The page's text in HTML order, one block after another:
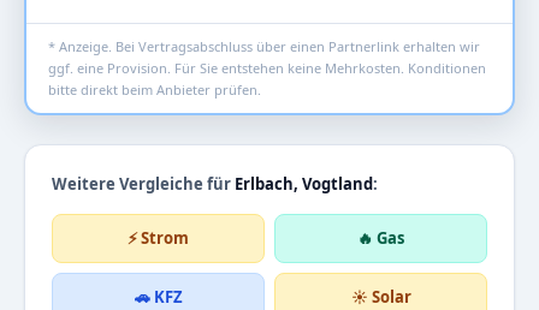
* Anzeige. Bei Vertragsabschluss über einen Partnerlink erhalten wir
ggf. eine Provision. Für Sie entstehen keine Mehrkosten. Konditionen
bitte direkt beim Anbieter prüfen.
Weitere Vergleiche für Erlbach, Vogtland:
⚡ Strom 🔥 Gas
🚗 KFZ ☀️ Solar